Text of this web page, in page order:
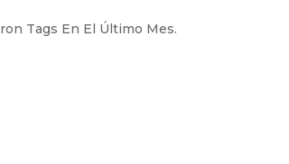
Tags En El Último Mes.